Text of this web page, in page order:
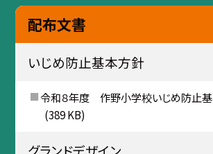
配布文書
いじめ防止基本方針
令和８年度 作野小学校いじめ防止
(389 KB)